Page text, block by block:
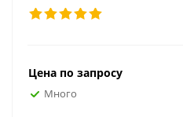
Цена по запросу
Много